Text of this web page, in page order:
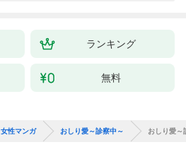
ランキング
無料
女性マンガ おしり愛～診察中～ おしり愛～